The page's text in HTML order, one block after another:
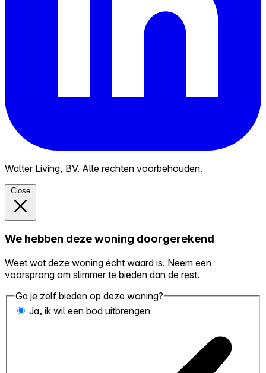
Walter Living, BV. Alle rechten voorbehouden.
Close
We hebben deze woning doorgerekend
Weet wat deze woning écht waard is. Neem een
voorsprong om slimmer te bieden dan de rest.
Ga je zelf bieden op deze woning?
Ja, ik wil een bod uitbrengen